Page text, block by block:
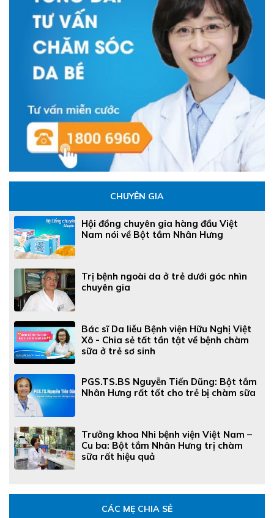
CHUYÊN GIA
Hội đồng chuyên gia hàng đầu Việt
Nam nói về Bột tắm Nhân Hưng
Trị bệnh ngoài da ở trẻ dưới góc nhìn
chuyên gia
Bác sĩ Da liễu Bệnh viện Hữu Nghị Việt
Xô - Chia sẻ tất tần tật về bệnh chàm
sữa ở trẻ sơ sinh
PGS.TS.BS Nguyễn Tiến Dũng: Bột tắm
Nhân Hưng rất tốt cho trẻ bị chàm sữa
Trưởng khoa Nhi bệnh viện Việt Nam –
Cu ba: Bột tắm Nhân Hưng trị chàm
sữa rất hiệu quả
CÁC MẸ CHIA SẺ